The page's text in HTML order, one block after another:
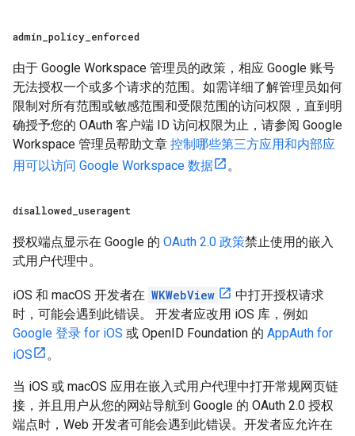
admin policy enforced
由于 Google Workspace 管理员的政策，相应 Google 账号
无法授权一个或多个请求的范围。如需详细了解管理员如何
限制对所有范围或敏感范围和受限范围的访问权限，直到明
确授予您的 OAuth 客户端 ID 访问权限为止，请参阅 Google
Workspace 管理员帮助文章 控制哪些第三方应用和内部应
用可以访问 Google Workspace 数据
。
disallowed useragent
授权端点显示在 Google 的 OAuth 2.0 政策禁止使用的嵌入
式用户代理中。
iOS 和 macOS 开发者在 WKWebView
中打开授权请求
时，可能会遇到此错误。 开发者应改用 iOS 库，例如
Google 登录 for iOS 或 OpenID Foundation 的 AppAuth for
iOS
。
当 iOS 或 macOS 应用在嵌入式用户代理中打开常规网页链
接，并且用户从您的网站导航到 Google 的 OAuth 2.0 授权
端点时，Web 开发者可能会遇到此错误。开发者应允许在